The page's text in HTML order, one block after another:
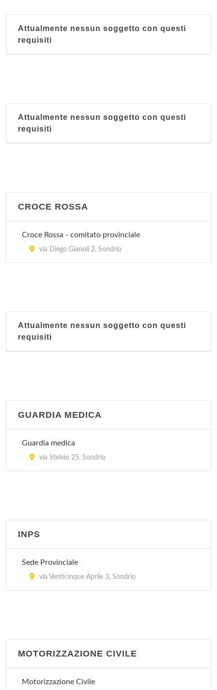
Attualmente nessun soggetto con questi
requisiti
Attualmente nessun soggetto con questi
requisiti
CROCE ROSSA
Croce Rossa - comitato provinciale
via Diego Gianoli 2, Sondrio
Attualmente nessun soggetto con questi
requisiti
GUARDIA MEDICA
Guardia medica
via Stelvio 25, Sondrio
INPS
Sede Provinciale
via Venticinque Aprile 3, Sondrio
MOTORIZZAZIONE CIVILE
Motorizzazione Civile